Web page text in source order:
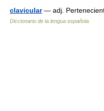
clavicular— adj.
Diccionario de la lengua española